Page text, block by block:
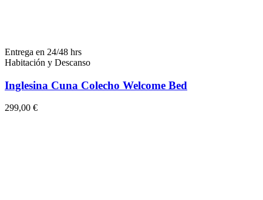
Entrega en 24/48 hrs
Habitación y Descanso
Inglesina Cuna Colecho Welcome Bed
299,00 €